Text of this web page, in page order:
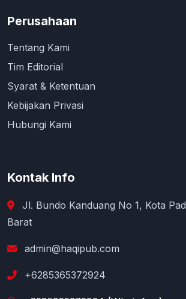
Perusahaan
Tentang Kami
Tim Editorial
Syarat & Ketentuan
Kebijakan Privasi
Hubungi Kami
Kontak Info
Jl. Bundo Kanduang No 1, Kota
Barat
admin@haqipub.com
+6285365372924